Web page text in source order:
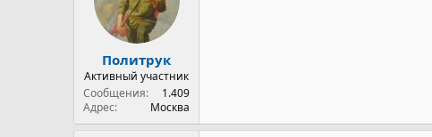
а
л
а
Политрук
Активный участник
Сообщения
1.409
Адрес
Москва